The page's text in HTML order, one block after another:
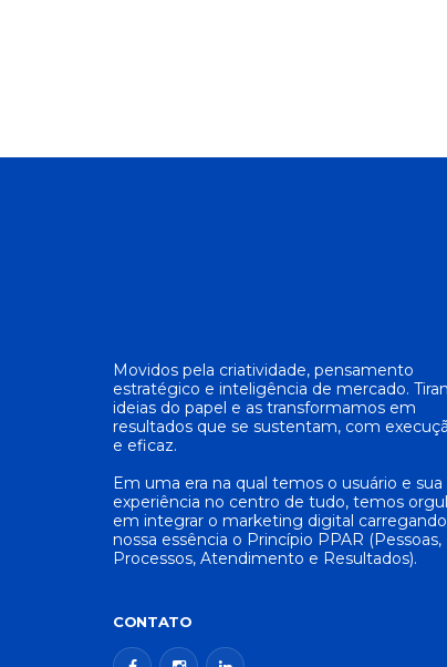
Movidos pela criatividade, pensamento
estratégico e inteligência de mercado.
ideias do papel e as transformamos em
resultados que se sustentam, com
e eficaz.
Em uma era na qual temos o usuário e sua
experiência no centro de tudo, temos
em integrar o marketing digital
nossa essência o Princípio PPAR (Pessoas,
Processos, Atendimento e Resultados).
CONTATO